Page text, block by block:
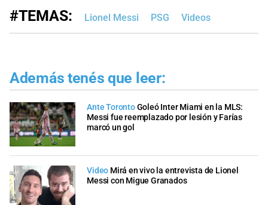
#TEMAS: Lionel Messi PSG Videos
Además tenés que leer:
Ante TorontoGoleó Inter Miami en la MLS:
Messi fue reemplazado por lesión y Farías
marcó un gol
Video Mirá en vivo la entrevista de Lionel
Messi con Migue Granados